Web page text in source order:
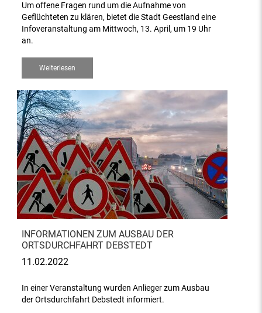
Um offene Fragen rund um die Aufnahme von
Geflüchteten zu klären, bietet die Stadt Geestland eine
Infoveranstaltung am Mittwoch, 13. April, um 19 Uhr
an.
Weiterlesen
INFORMATIONEN ZUM AUSBAU DER
ORTSDURCHFAHRT DEBSTEDT
11.02.2022
In einer Veranstaltung wurden Anlieger zum Ausbau
der Ortsdurchfahrt Debstedt informiert.